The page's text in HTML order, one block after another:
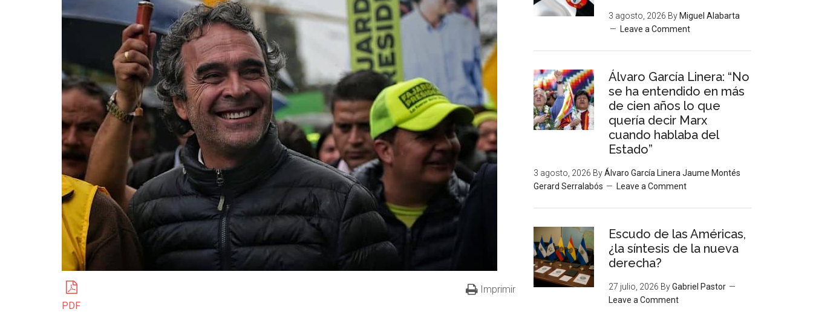
PDF
Imprimir
3 agosto, 2026 By Miguel Alabarta
Leave a Comment
Álvaro García Linera: “No
se ha entendido en más
de cien años lo que
quería decir Marx
cuando hablaba del
Estado”
3 agosto, 2026 ByÁlvaro García Linera Jaume Montés
Gerard Serralabós
Leave a Comment
Escudo de las Américas,
¿la síntesis de la nueva
derecha?
27 julio, 2026 ByGabriel Pastor
Leave a Comment